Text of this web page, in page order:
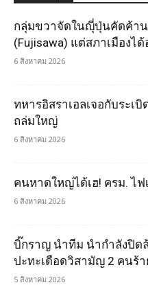
กลุ่มขวาจัดในญุี่ปุ่นคัดค้าน
(Fujisawa) แต่สภาเมืองไ
6 สิงหาคม 2026
ทหารอิสราเอลเจอกับระเ
ถล่มใหญ่
6 สิงหาคม 2026
คนหาดใหญ่ได้เฮ! ครม. ไ
6 สิงหาคม 2026
บิ๊กราญ นำทีม นำกำลังปิด
ปะทะเดือดวิสามัญ 2 คนร้
5 สิงหาคม 2026